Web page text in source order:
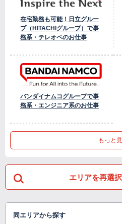
在宅勤務も可能！日立グルー
プ（HITACHIグループ）で事
務系・テレオペのお仕事
バンダイナムコグループで事
務系・エンジニア系のお仕事
もっと
エリアを再選
同エリアから探す